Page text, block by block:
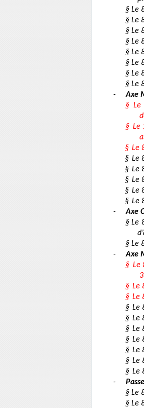
§ Le
§ Le
§ Le
§ Le
§ Le
§ Le
§ Le
§ Le
-
Axe
§ Le
§ Le
§ Le
§ Le
§ Le
§ Le
§ Le
§ Le
-
Axe
§ Le
§ Le
-
Axe
§ Le
§ Le
§ Le
§ Le
§ Le
§ Le
§ Le
§ Le
§ Le
§ Le
-
§ Le
§ Le